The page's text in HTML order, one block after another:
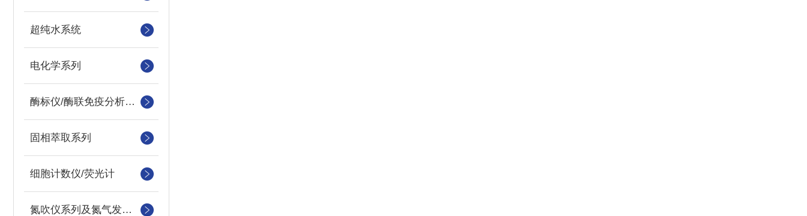
超纯水系统
电化学系列
酶标仪/酶联免疫分析仪及洗板机
固相萃取系列
细胞计数仪/荧光计
氮吹仪系列及氮气发生器